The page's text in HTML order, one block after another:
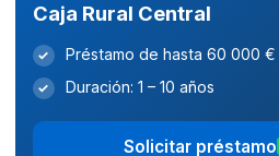
Caja Rural Central
✓ Préstamo de hasta 60 000 €
✓ Duración: 1 – 10 años
Solicitar préstamo